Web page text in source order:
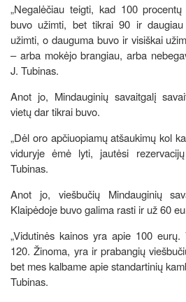
„Negalėčiau teigti, kad 100
buvo užimti, bet tikrai 90 ir
užimti, o dauguma buvo ir visiškai
– arba mokėjo brangiau, arba
J. Tubinas.
Anot jo, Mindauginių savaitgalį
vietų dar tikrai buvo.
„Dėl oro apčiuopiamų atšaukimų kol
viduryje ėmė lyti, jautėsi
Tubinas.
Anot jo, viešbučių Mindauginių
Klaipėdoje buvo galima rasti ir už 60
„Vidutinės kainos yra apie 100
120. Žinoma, yra ir prabangių
bet mes kalbame apie standartinių
Tubinas.